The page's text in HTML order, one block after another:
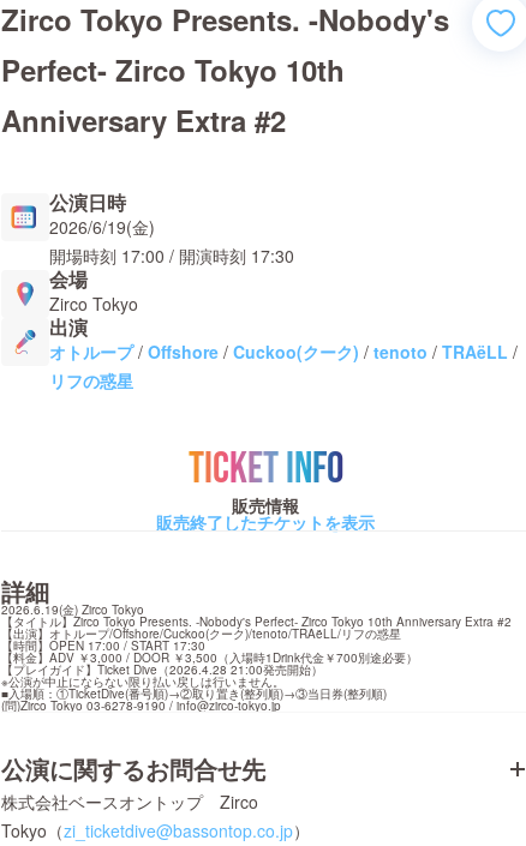
Zirco Tokyo Presents. -Nobody's
Perfect- Zirco Tokyo 10th
Anniversary Extra #2
公演日時
2026/6/19(金)
開場時刻 17:00 / 開演時刻 17:30
会場
Zirco Tokyo
出演
オトループ/ Offshore / Cuckoo(クーク) / tenoto / TRAëLL /
リフの惑星
TICKET INFO
販売情報
販売終了したチケットを表示
詳細
2026.6.19(金) Zirco Tokyo
【タイトル】Zirco Tokyo Presents. -Nobody's Perfect- Zirco Tokyo 10th Anniversary Extra #2
【出演】オトループ/Offshore/Cuckoo(クーク)/tenoto/TRAëLL/リフの惑星
【時間】OPEN 17:00 / START 17:30
【料金】ADV ￥3,000 / DOOR ￥3,500（入場時1Drink代金￥700別途必要）
【プレイガイド】Ticket Dive（2026.4.28 21:00発売開始）
※公演が中止にならない限り払い戻しは行いません。
■入場順：①TicketDive(番号順)→②取り置き(整列順)→③当日券(整列順)
(問)Zirco Tokyo 03-6278-9190 / info@zirco-tokyo.jp
公演に関するお問合せ先
株式会社ベースオントップ Zirco
Tokyo（zi_ticketdive@bassontop.co.jp）